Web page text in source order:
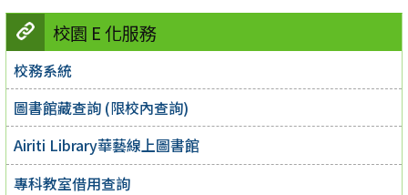
校園 E 化服務
校務系統
圖書館藏查詢 (限校內查詢)
Airiti Library華藝線上圖書館
專科教室借用查詢